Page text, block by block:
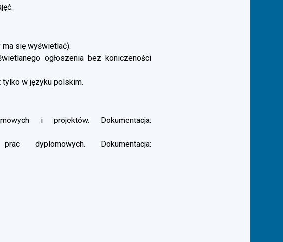
ma się wyświetlać).
ogłoszenia bez koniczeności
tylko w języku polskim.
i projektów. Dokumentacja:
dyplomowych. Dokumentacja: